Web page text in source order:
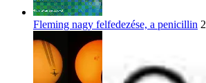
Fleming nagy felfedezése, a penicillin